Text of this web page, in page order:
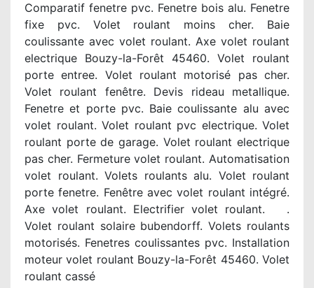
Comparatif fenetre pvc. Fenetre bois alu. Fenetre
fixe pvc. Volet roulant moins cher. Baie
coulissante avec volet roulant. Axe volet roulant
electrique Bouzy-la-Forêt 45460. Volet roulant
porte entree. Volet roulant motorisé pas cher.
Volet roulant fenêtre. Devis rideau metallique.
Fenetre et porte pvc. Baie coulissante alu avec
volet roulant. Volet roulant pvc electrique. Volet
roulant porte de garage. Volet roulant electrique
pas cher. Fermeture volet roulant. Automatisation
volet roulant. Volets roulants alu. Volet roulant
porte fenetre. Fenêtre avec volet roulant intégré.
Axe volet roulant. Electrifier volet roulant. .
Volet roulant solaire bubendorff. Volets roulants
motorisés. Fenetres coulissantes pvc. Installation
moteur volet roulant Bouzy-la-Forêt 45460. Volet
roulant cassé